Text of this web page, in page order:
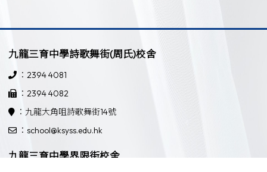
九龍三育中學詩歌舞街(周氏)校舍
：2394 4081
：2394 4082
：九龍大角咀詩歌舞街14號
：school@ksyss.edu.hk
九龍三育中學界限街校舍